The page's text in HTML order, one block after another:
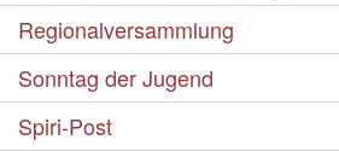
Regionalversammlung
Sonntag der Jugend
Spiri-Post